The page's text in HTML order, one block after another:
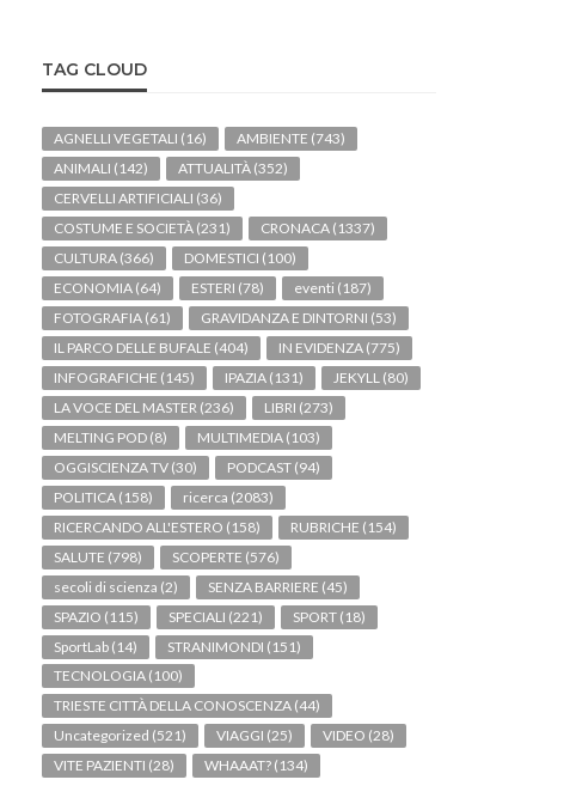
TAG CLOUD
AGNELLI VEGETALI (16) AMBIENTE (743)
ANIMALI (142) ATTUALITÀ (352)
CERVELLI ARTIFICIALI (36)
COSTUME E SOCIETÀ (231) CRONACA (1337)
CULTURA (366) DOMESTICI (100)
ECONOMIA (64) ESTERI (78) eventi (187)
FOTOGRAFIA (61) GRAVIDANZA E DINTORNI (53)
IL PARCO DELLE BUFALE (404) IN EVIDENZA (775)
INFOGRAFICHE (145) IPAZIA (131) JEKYLL (80)
LA VOCE DEL MASTER (236) LIBRI (273)
MELTING POD (8) MULTIMEDIA (103)
OGGISCIENZA TV (30) PODCAST (94)
POLITICA (158) ricerca (2083)
RICERCANDO ALL'ESTERO (158) RUBRICHE (154)
SALUTE (798) SCOPERTE (576)
secoli di scienza (2) SENZA BARRIERE (45)
SPAZIO (115) SPECIALI (221) SPORT (18)
SportLab (14) STRANIMONDI (151)
TECNOLOGIA (100)
TRIESTE CITTÀ DELLA CONOSCENZA (44)
Uncategorized (521) VIAGGI (25) VIDEO (28)
VITE PAZIENTI (28) WHAAAT? (134)